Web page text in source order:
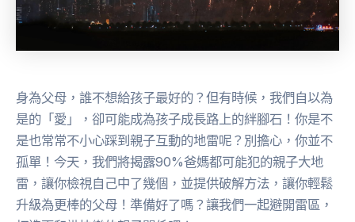
身為父母，誰不想給孩子最好的？但有時候，我們自以為
是的「愛」，卻可能成為孩子成長路上的絆腳石！你是不
是也常常不小心踩到親子互動的地雷呢？別擔心，你並不
孤單！今天，我們將揭露90%爸媽都可能犯的親子大地
雷，讓你檢視自己中了幾個，並提供破解方法，讓你輕鬆
升級為更棒的父母！準備好了嗎？讓我們一起避開雷區，